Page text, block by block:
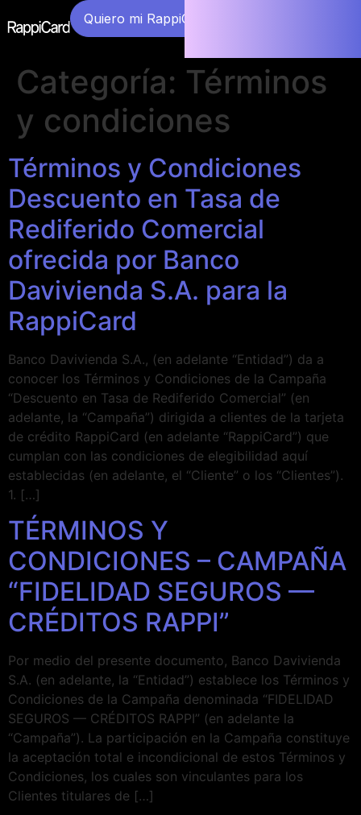
Quiero mi RappiCard
Categoría: Términos
y condiciones
Términos y Condiciones
Descuento en Tasa de
Rediferido Comercial
ofrecida por Banco
Davivienda S.A. para la
RappiCard
Banco Davivienda S.A., (en adelante “Entidad”) da a
conocer los Términos y Condiciones de la Campaña
“Descuento en Tasa de Rediferido Comercial” (en
adelante, la “Campaña”) dirigida a clientes de la tarjeta
de crédito RappiCard (en adelante “RappiCard”) que
cumplan con las condiciones de elegibilidad aquí
establecidas (en adelante, el “Cliente” o los “Clientes”).
1. […]
TÉRMINOS Y
CONDICIONES – CAMPAÑA
“FIDELIDAD SEGUROS —
CRÉDITOS RAPPI”
Por medio del presente documento, Banco Davivienda
S.A. (en adelante, la “Entidad”) establece los Términos y
Condiciones de la Campaña denominada “FIDELIDAD
SEGUROS — CRÉDITOS RAPPI” (en adelante la
“Campaña”). La participación en la Campaña constituye
la aceptación total e incondicional de estos Términos y
Condiciones, los cuales son vinculantes para los
Clientes titulares de […]